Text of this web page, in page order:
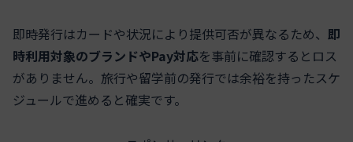
即時発行はカードや状況により提供可否が異なるため、 即
時利用対象のブランドやPay対応を事前に確認するとロス
がありません。旅行や留学前の発行では余裕を持ったスケ
ジュールで進めると確実です。